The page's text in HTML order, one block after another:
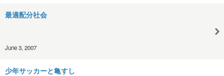
最適配分社会
June 3, 2007
少年サッカーと亀すし